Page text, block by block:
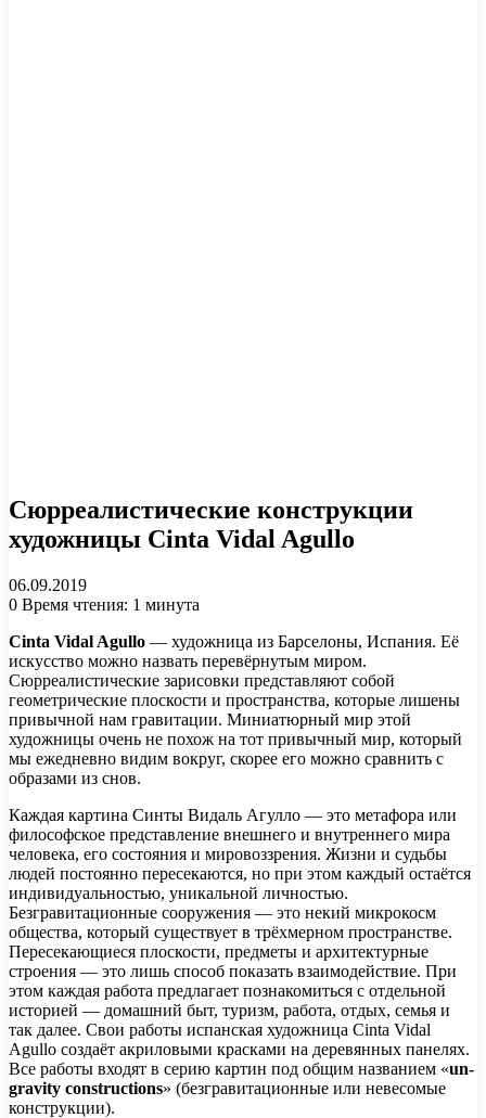
Сюрреалистические конструкции
художницы Cinta Vidal Agullo
06.09.2019
0 Время чтения: 1 минута
Cinta Vidal Agullo — художница из Барселоны, Испания. Её
искусство можно назвать перевёрнутым миром.
Сюрреалистические зарисовки представляют собой
геометрические плоскости и пространства, которые лишены
привычной нам гравитации. Миниатюрный мир этой
художницы очень не похож на тот привычный мир, который
мы ежедневно видим вокруг, скорее его можно сравнить с
образами из снов.
Каждая картина Синты Видаль Агулло — это метафора или
философское представление внешнего и внутреннего мира
человека, его состояния и мировоззрения. Жизни и судьбы
людей постоянно пересекаются, но при этом каждый остаётся
индивидуальностью, уникальной личностью.
Безгравитационные сооружения — это некий микрокосм
общества, который существует в трёхмерном пространстве.
Пересекающиеся плоскости, предметы и архитектурные
строения — это лишь способ показать взаимодействие. При
этом каждая работа предлагает познакомиться с отдельной
историей — домашний быт, туризм, работа, отдых, семья и
так далее. Свои работы испанская художница Cinta Vidal
Agullo создаёт акриловыми красками на деревянных панелях.
Все работы входят в серию картин под общим названием «un-
gravity constructions» (безгравитационные или невесомые
конструкции).